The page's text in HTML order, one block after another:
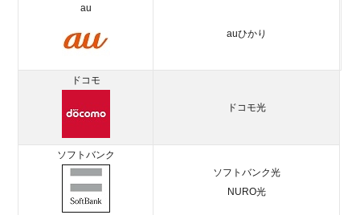
au
auひかり
ドコモ
ドコモ光
ソフトバンク
ソフトバンク光
NURO光